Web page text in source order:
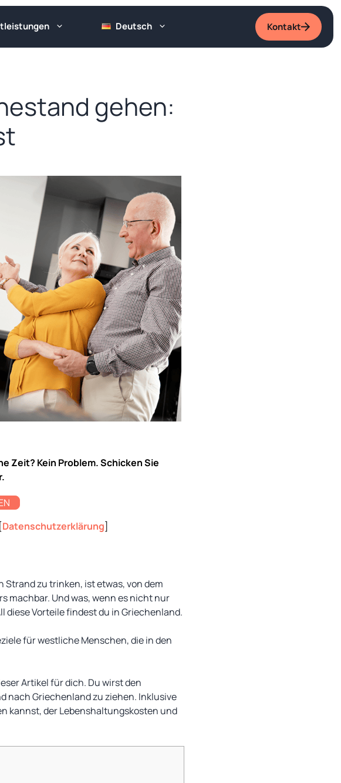
Deutsch Kontakt
gehen:
Zeit? Kein Problem. Schicken Sie
Datenschutzerklärung]
zu trinken, ist etwas, von dem
machbar. Und was, wenn es nicht nur
Vorteile findest du in Griechenland.
für westliche Menschen, die in den
Artikel für dich. Du wirst den
nach Griechenland zu ziehen. Inklusive
kannst, der Lebenshaltungskosten und